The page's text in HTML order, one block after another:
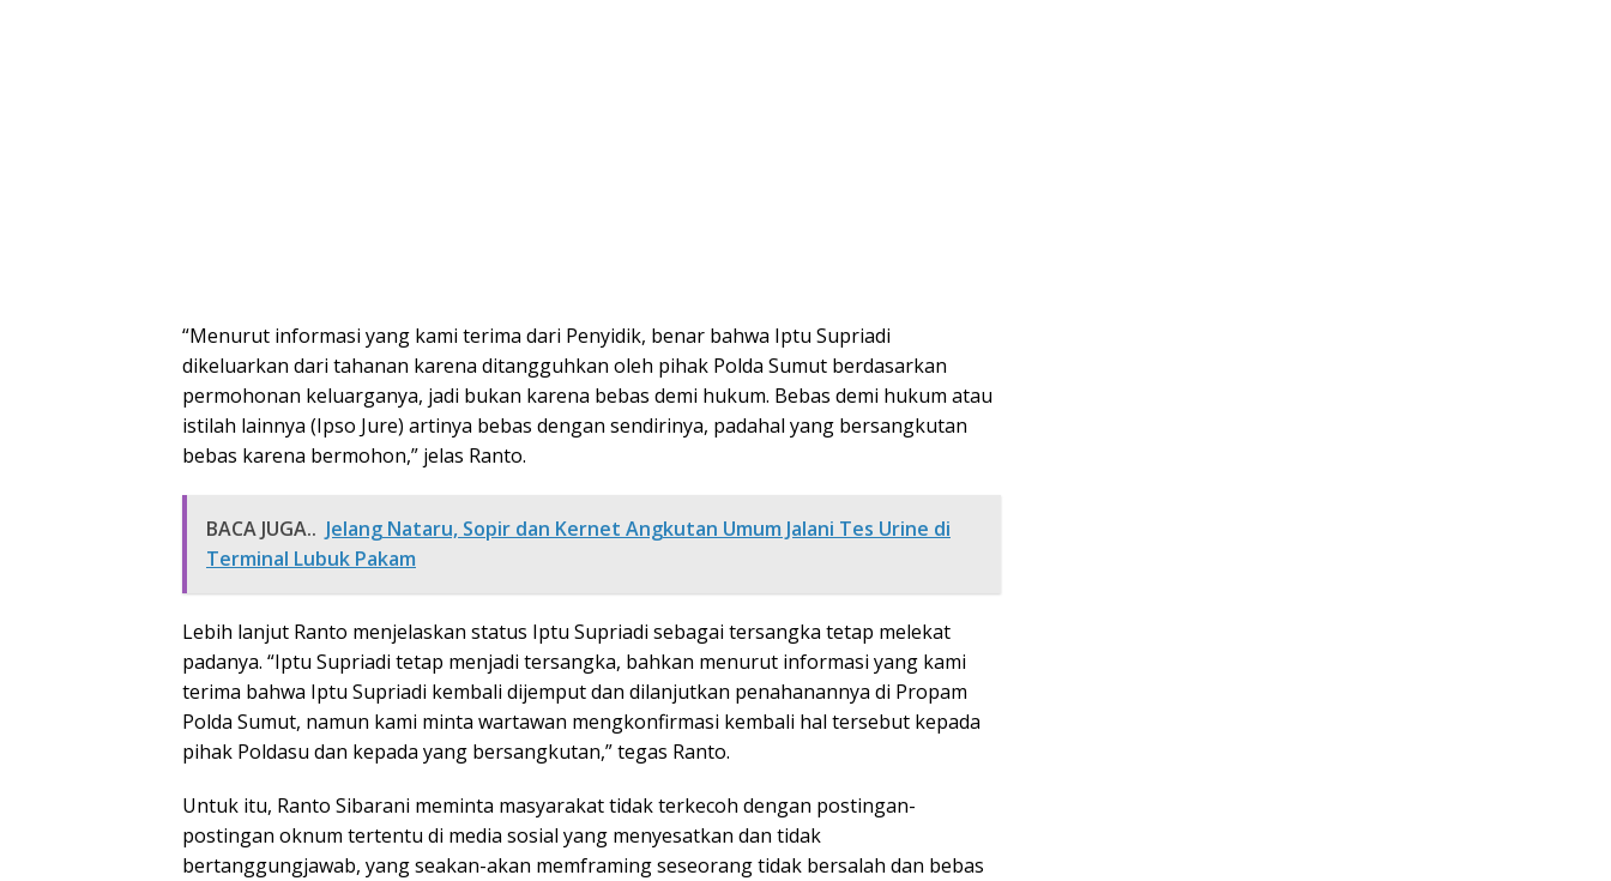
“Menurut informasi yang kami terima dari Penyidik, benar bahwa Iptu Supriadi
dikeluarkan dari tahanan karena ditangguhkan oleh pihak Polda Sumut berdasarkan
permohonan keluarganya, jadi bukan karena bebas demi hukum. Bebas demi hukum atau
istilah lainnya (Ipso Jure) artinya bebas dengan sendirinya, padahal yang bersangkutan
bebas karena bermohon,” jelas Ranto.
BACA JUGA.. Jelang Nataru, Sopir dan Kernet Angkutan Umum Jalani Tes Urine di
Terminal Lubuk Pakam
Lebih lanjut Ranto menjelaskan status Iptu Supriadi sebagai tersangka tetap melekat
padanya. “Iptu Supriadi tetap menjadi tersangka, bahkan menurut informasi yang kami
terima bahwa Iptu Supriadi kembali dijemput dan dilanjutkan penahanannya di Propam
Polda Sumut, namun kami minta wartawan mengkonfirmasi kembali hal tersebut kepada
pihak Poldasu dan kepada yang bersangkutan,” tegas Ranto.
Untuk itu, Ranto Sibarani meminta masyarakat tidak terkecoh dengan postingan-
postingan oknum tertentu di media sosial yang menyesatkan dan tidak
bertanggungjawab, yang seakan-akan memframing seseorang tidak bersalah dan bebas